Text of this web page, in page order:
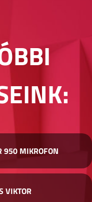
950 MIKROFON
VIKTOR